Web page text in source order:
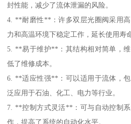
封性能，减少了流体泄漏的风险。
4. **耐磨性**：许多双层光圈阀采用
力和高温环境下稳定工作，延长使用寿
5. **易于维护**：其结构相对简单，
低了维修成本。
6. **适应性强**：可以适用于流体，
泛应用于石油、化工、电力等行业。
7. **控制方式灵活**：可与自动控制
作，提高了系统的自动化水平。